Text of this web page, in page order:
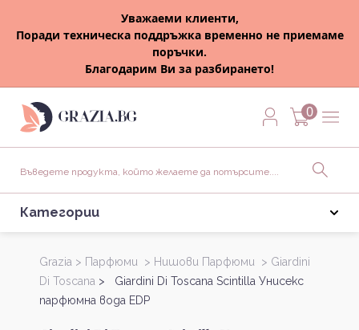
Уважаеми клиенти,
Поради техническа поддръжка временно не приемаме
поръчки.
Благодарим Ви за разбирането!
0
Категории
Grazia > Парфюми > Нишови Парфюми > Giardini
Di Toscana > Giardini Di Toscana Scintilla Унисекс
парфюмна вода EDP